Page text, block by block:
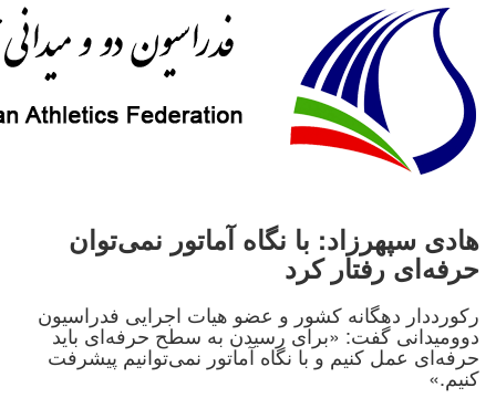
هادی سپهرزاد: با نگاه آماتور نمی‌توان
حرفه‌ای رفتار کرد
رکورددار دهگانه کشور و عضو هیات اجرایی فدراسیون
دوومیدانی گفت: «برای رسیدن به سطح حرفه‌ای باید
حرفه‌ای عمل کنیم و با نگاه آماتور نمی‌توانیم پیشرفت
کنیم.»